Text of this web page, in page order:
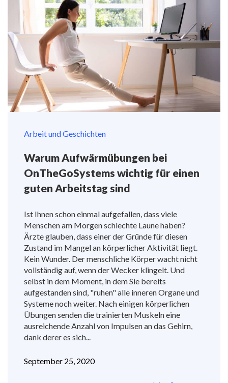
Arbeit und Geschichten
Warum Aufwärmübungen bei
OnTheGoSystems wichtig für einen
guten Arbeitstag sind
Ist Ihnen schon einmal aufgefallen, dass viele
Menschen am Morgen schlechte Laune haben?
Ärzte glauben, dass einer der Gründe für diesen
Zustand im Mangel an körperlicher Aktivität liegt.
Kein Wunder. Der menschliche Körper wacht nicht
vollständig auf, wenn der Wecker klingelt. Und
selbst in dem Moment, in dem Sie bereits
aufgestanden sind, "ruhen" alle inneren Organe und
Systeme noch weiter. Nach einigen körperlichen
Übungen senden die trainierten Muskeln eine
ausreichende Anzahl von Impulsen an das Gehirn,
dank derer es sich...
September 25, 2020